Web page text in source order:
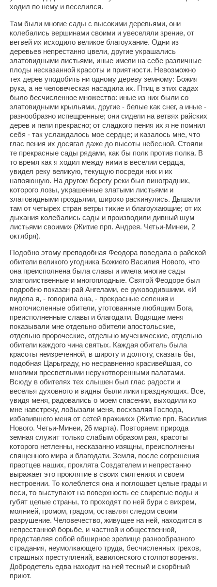
ходил по нему и веселился.
Там были многие сады с высокими деревьями, они
колебались вершинами своими и увеселяли зрение, от
ветвей их исходило великое благоухание. Одни из
деревьев непрестанно цвели, другие украшались
златовидными листьями, иные имели на себе различные
плоды несказанной красоты и приятности. Невозможно
тех дерев уподобить ни одному дереву земному: Божия
рука, а не человеческая насадила их. Птиц в этих садах
было бесчисленное множество: иные из них были со
златовидными крыльями, другие - белые как снег, а иные -
разнообразно испещренные; они сидели на ветвях райских
дерев и пели прекрасно; от сладкого пения их я не помнил
себя - так услаждалось мое сердце; и казалось мне, что
глас пения их досягал даже до высоты небесной. Стояли
те прекрасные сады рядами, как бы полк против полка. В
то время как я ходил между ними в веселии сердца,
увидел реку великую, текущую посреди них и их
напояющую. На другом берегу реки был виноградник,
которого лозы, украшенные златыми листьями и
златовидными гроздьями, широко раскинулись. Дышали
там от четырех стран ветры тихие и благоухающие; от их
дыхания колебались сады и производили дивный шум
листьями своими» (Житие прп. Андрея. Четьи-Минеи, 2
октября).
Подобно этому преподобная Феодора поведала о райской
обители великого угодника Божиего Василия Нового, что
она преисполнена была славы и имела многие сады
златолиственные и многоплодные. Святой Феодоре был
подробно показан рай Ангелами, ее руководившими. «И
видела я, - говорила она, - прекрасные селения и
многочисленные обители, уготованные любящим Бога,
преисполненные славы и благодати. Водящие меня
показывали мне отдельно обители апостольские,
отдельно пророческие, отдельно мученические, отдельно
обители каждого чина святых. Каждая обитель была
красоты неизреченной, в широту и долготу, сказать бы,
подобная Царьграду, но несравненно красивейшая, со
многими пресветлыми нерукотворенными палатами.
Всюду в обителях тех слышен был глас радости и
веселья духовного и видны были лики празднующих. Все,
увидя меня, радовались о моем спасении, выходили ко
мне навстречу, лобызали меня, восхваляя Господа,
избавившего меня от сетей вражиих» (Житие прп. Василия
Нового. Четьи-Минеи, 26 марта). Повторяем: природа
земная служит только слабым образом рая, красоты
которого нетленны, несказанно изящны, преисполнены
священного мира и благодати. Земля, после согрешения
праотцев наших, проклята Создателем и непрестанно
выражает это проклятие в своих смятениях и своем
нестроении. То колеблется она и поглощает целые грады и
веси, то выступают на поверхность ее свирепые воды и
губят целые страны, то проходят по ней бури с вихрем,
молнией, громом, градом, оставляя следом своим
разрушение. Человечество, живущее на ней, находится в
непрестанной борьбе, и частной и общественной,
представляя собой обширное зрелище разнообразного
страдания, неумолкающего труда, бесчисленных грехов,
страшных преступлений, вавилонского столпотворения.
Добродетель едва находит на ней тесный и скорбный
приют.